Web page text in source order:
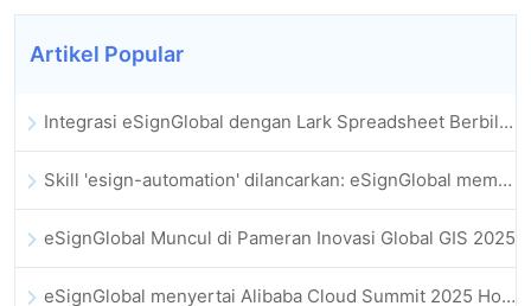
Artikel Popular
Integrasi eSignGlobal dengan Lark Spreadsheet Berbilang Dimensi Dilancarkan Secara Rasmi: Automasi Penuh Proses Menandatangani dan Mengarkib Kontrak Elektronik
Skill 'esign-automation' dilancarkan: eSignGlobal memperkasa OpenClaw dengan tandatangan elektronik automatik
eSignGlobal Muncul di Pameran Inovasi Global GIS 2025
eSignGlobal menyertai Alibaba Cloud Summit 2025 Hong Kong bagi memacu inovasi awan dipacu AI dan kepercayaan digital